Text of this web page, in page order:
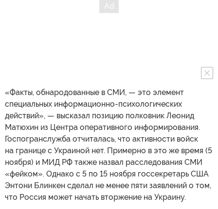
«Факты, обнародованные в СМИ, — это элемент
специальных информационно-психологических
действий», — высказал позицию полковник Леонид
Матюхин из Центра оперативного информирования.
Госпогранслужба отчиталась, что активности войск
на границе с Украиной нет. Примерно в это же время (5
ноября) и МИД РФ также назвал расследования СМИ
«фейком». Однако с 5 по 15 ноября госсекретарь США
Энтони Блинкен сделал не менее пяти заявлений о том,
что Россия может начать вторжение на Украину.